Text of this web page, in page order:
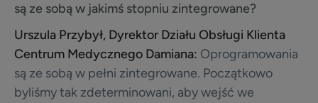
są ze sobą w jakimś stopniu zintegrowane?
Urszula Przybył, Dyrektor Działu Obsługi Klienta
Centrum Medycznego Damiana: Oprogramowania
są ze sobą w pełni zintegrowane. Początkowo
byliśmy tak zdeterminowani, aby wejść we